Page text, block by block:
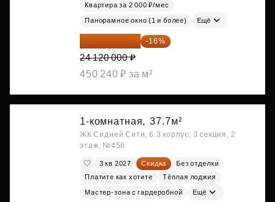
Квартира за 2 000 ₽/мес
Панорамное окно (1 и более) Ещё
20 260 800 ₽ -16%
24 120 000 ₽
450 240 ₽ за м²
1-комнатная, 37.7м²
ЖК Сидней Сити, 6.3 корпус, 3 секция, 2
этаж, №456
3 кв 2027 Скидка
Без отделки
Платите как хотите
Тёплая лоджия
Мастер-зона с гардеробной Ещё